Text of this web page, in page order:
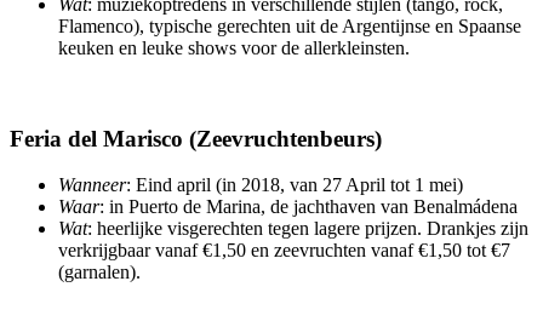
Wat: muziekoptredens in verschillende stijlen (tango, rock,
Flamenco), typische gerechten uit de Argentijnse en Spaanse
keuken en leuke shows voor de allerkleinsten.
Feria del Marisco (Zeevruchtenbeurs)
Wanneer: Eind april (in 2018, van 27 April tot 1 mei)
Waar: in Puerto de Marina, de jachthaven van Benalmádena
Wat: heerlijke visgerechten tegen lagere prijzen. Drankjes zijn
verkrijgbaar vanaf €1,50 en zeevruchten vanaf €1,50 tot €7
(garnalen).